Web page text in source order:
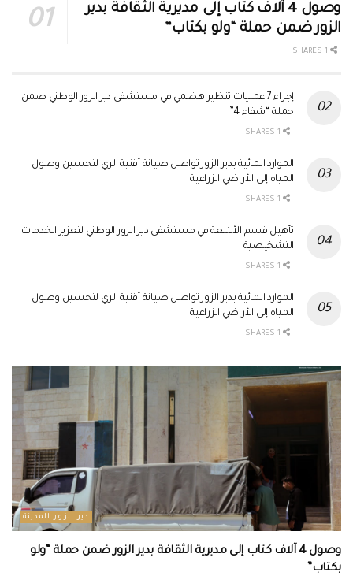
وصول 4 آلاف كتاب إلى مديرية الثقافة بدير
الزور ضمن حملة “ولو بكتاب”
إجراء 7 عمليات تنظير هضمي في مستشفى دير الزور الوطني ضمن
حملة “شفاء 4”
الموارد المائية بدير الزور تواصل صيانة أقنية الري لتحسين وصول
المياه إلى الأراضي الزراعية
تأهيل قسم الأشعة في مستشفى دير الزور الوطني لتعزيز الخدمات
التشخيصية
الموارد المائية بدير الزور تواصل صيانة أقنية الري لتحسين وصول
المياه إلى الأراضي الزراعية
دير الزور المدينة
وصول 4 آلاف كتاب إلى مديرية الثقافة بدير الزور ضمن حملة “ولو
بكتاب”